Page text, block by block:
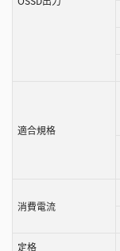
適合規格
消費電流
定格